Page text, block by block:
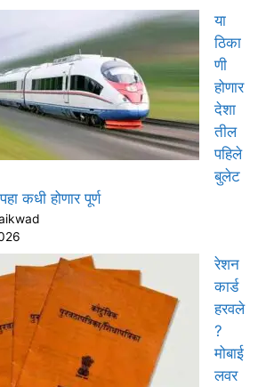
या
ठिका
णी
होणार
देशा
तील
पहिले
बुलेट
कधी होणार पूर्ण
रेशन
कार्ड
हरवले
?
मोबाई
लवर